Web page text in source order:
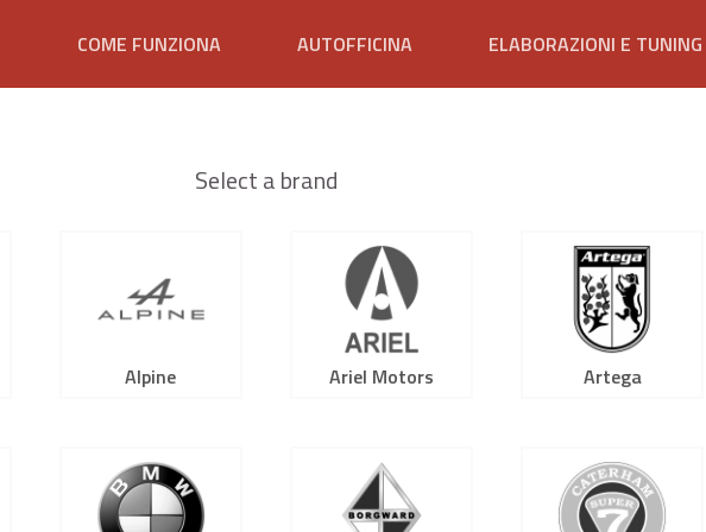
COME FUNZIONA AUTOFFICINA ELABORAZIONI E TUNING
Select a brand
Alpine Ariel Motors Artega